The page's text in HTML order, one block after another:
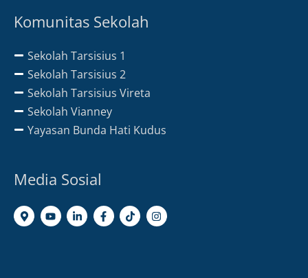
Komunitas Sekolah
Sekolah Tarsisius 1
Sekolah Tarsisius 2
Sekolah Tarsisius Vireta
Sekolah Vianney
Yayasan Bunda Hati Kudus
Media Sosial